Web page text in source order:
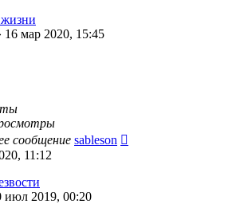
16 мар 2020, 15:45
сообщение sableson
11:12
июл 2019, 00:20